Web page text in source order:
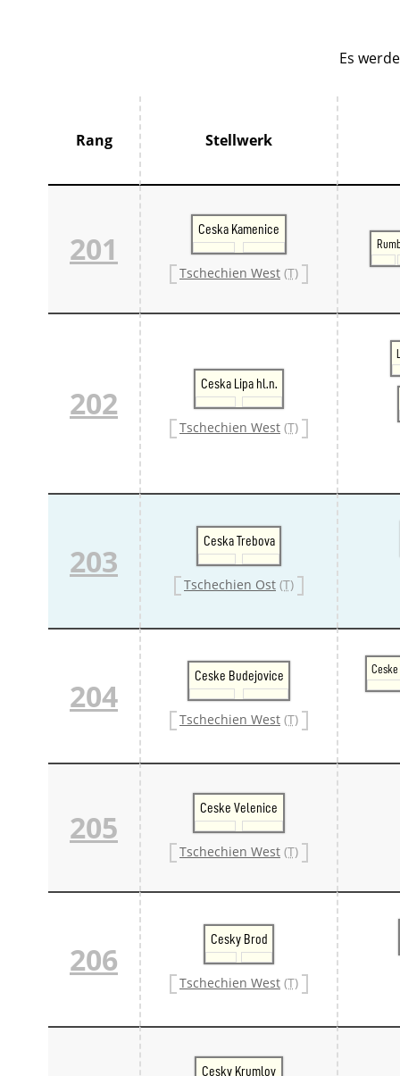
Es
Rang Stellwerk
201
Ceska Kamenice
Tschechien West (T)
202
Ceska Lipa hl.n.
Tschechien West (T)
203
Ceska Trebova
Tschechien Ost (T)
204
Ceske Budejovice
Tschechien West (T)
205
Ceske Velenice
Tschechien West (T)
206
Cesky Brod
Tschechien West (T)
Cesky Krumlov